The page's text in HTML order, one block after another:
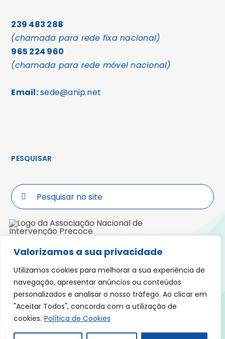
Valorizamos a sua privacidade
Utilizamos cookies para melhorar a sua experiência de
navegação, apresentar anúncios ou conteúdos
personalizados e analisar o nosso tráfego. Ao clicar em
"Aceitar Todos", concorda com a utilização de
cookies. Política de Cookies
Morada: Praceta Padre José Anchieta,
Lote 5, R/ch, Fração C, 3000-319 COIMBRA
239 483 288
(chamada para rede fixa nacional)
965 224 960
(chamada para rede móvel nacional)
Email:sede@anip.net
Política de Cookies
Declaração de Acessibilidade
PESQUISAR
Search
for: